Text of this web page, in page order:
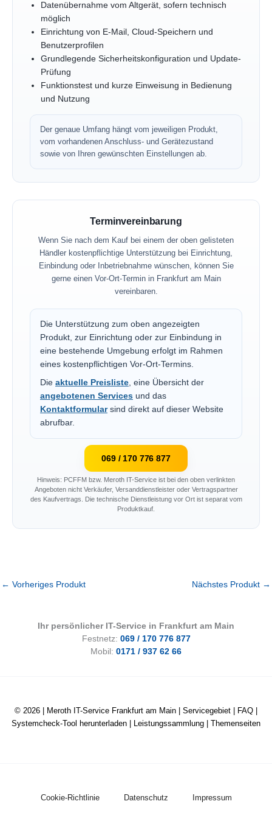
Datenübernahme vom Altgerät, sofern technisch
möglich
Einrichtung von E-Mail, Cloud-Speichern und
Benutzerprofilen
Grundlegende Sicherheitskonfiguration und Update-
Prüfung
Funktionstest und kurze Einweisung in Bedienung
und Nutzung
Der genaue Umfang hängt vom jeweiligen Produkt,
vom vorhandenen Anschluss- und Gerätezustand
sowie von Ihren gewünschten Einstellungen ab.
Terminvereinbarung
Wenn Sie nach dem Kauf bei einem der oben gelisteten
Händler kostenpflichtige Unterstützung bei Einrichtung,
Einbindung oder Inbetriebnahme wünschen, können Sie
gerne einen Vor-Ort-Termin in Frankfurt am Main
vereinbaren.
Die Unterstützung zum oben angezeigten
Produkt, zur Einrichtung oder zur Einbindung in
eine bestehende Umgebung erfolgt im Rahmen
eines kostenpflichtigen Vor-Ort-Termins.
Die aktuelle Preisliste, eine Übersicht der
angebotenen Services und das
Kontaktformularsind direkt auf dieser Website
abrufbar.
069 / 170 776 877
Hinweis: PCFFM bzw. Meroth IT-Service ist bei den oben verlinkten
Angeboten nicht Verkäufer, Versanddienstleister oder Vertragspartner
des Kaufvertrags. Die technische Dienstleistung vor Ort ist separat vom
Produktkauf.
← Vorheriges Produkt Nächstes Produkt →
Ihr persönlicher IT-Service in Frankfurt am Main
Festnetz: 069 / 170 776 877
Mobil: 0171 / 937 62 66
© 2026 | Meroth IT-Service Frankfurt am Main Servicegebiet FAQ
Systemcheck-Tool herunterladen
Leistungssammlung Themenseiten
Cookie-Richtlinie Datenschutz Impressum